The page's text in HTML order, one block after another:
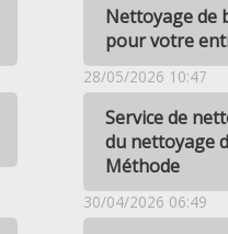
Nettoyage de
pour votre
28/05/2026 10:47
Service de
du nettoyage
Méthode
30/04/2026 06:49